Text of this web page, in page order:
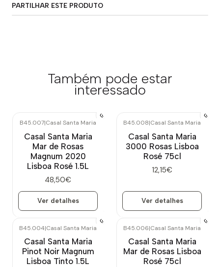
PARTILHAR ESTE PRODUTO
Também pode estar
interessado
B45.007|Casal Santa Maria
Casal Santa Maria
Mar de Rosas
Magnum 2020
Lisboa Rosé 1.5L
48,50€
Ver detalhes
B45.008|Casal Santa Maria
Casal Santa Maria
3000 Rosas Lisboa
Rosé 75cl
12,15€
Ver detalhes
B45.004|Casal Santa Maria
Casal Santa Maria
Pinot Noir Magnum
Lisboa Tinto 1.5L
B45.006|Casal Santa Maria
Casal Santa Maria
Mar de Rosas Lisboa
Rosé 75cl